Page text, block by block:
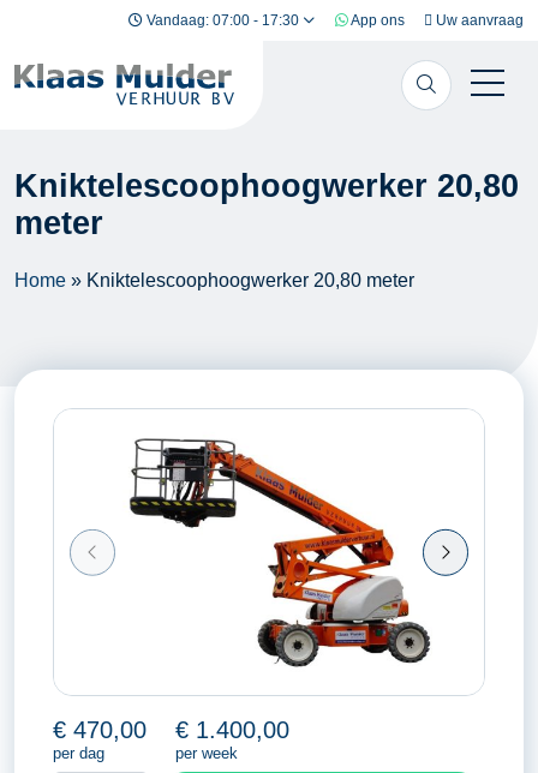
Ga naar inhoud Vandaag: 07:00 - 17:30 App ons Uw aanvraag
Kniktelescoophoogwerker 20,80
meter
Home » Kniktelescoophoogwerker 20,80 meter
€ 470,00
per dag
€ 1.400,00
per week